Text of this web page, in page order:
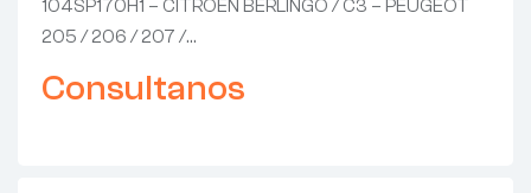
PARTNER
104SP170H1 – CITROEN BERLINGO / C3 – PEUGEOT
205 / 206 / 207 /…
Consultanos